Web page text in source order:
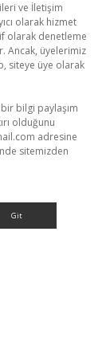
ve İletişim
olarak hizmet
olarak denetleme
Ancak, üyelerimiz
siteye üye olarak
bilgi paylaşım
olduğunu
adresine
sitemizden